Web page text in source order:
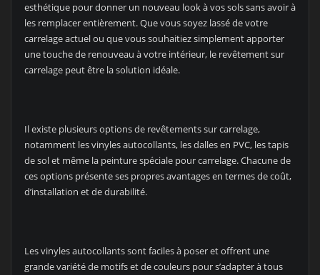
esthétique pour donner un nouveau look à vos sols sans avoir à
les remplacer entièrement. Que vous soyez lassé de votre
carrelage actuel ou que vous souhaitiez simplement apporter
une touche de renouveau à votre intérieur, le revêtement sur
carrelage peut être la solution idéale.
Il existe plusieurs options de revêtements sur carrelage,
notamment les vinyles autocollants, les dalles en PVC, les tapis
de sol et même la peinture spéciale pour carrelage. Chacune de
ces options présente ses propres avantages en termes de coût,
d’installation et de durabilité.
Les vinyles autocollants sont faciles à poser et offrent une
grande variété de motifs et de couleurs pour s’adapter à tous